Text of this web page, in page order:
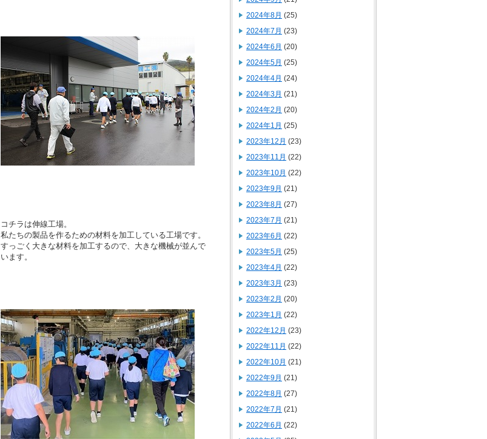
コチラは伸線工場。
私たちの製品を作るための材料を加工している工場です。
すっごく大きな材料を加工するので、大きな機械が並んで
います。
2024年8月 (25)
2024年7月 (23)
2024年6月 (20)
2024年5月 (25)
2024年4月 (24)
2024年3月 (21)
2024年2月 (20)
2024年1月 (25)
2023年12月 (23)
2023年11月 (22)
2023年10月 (22)
2023年9月 (21)
2023年8月 (27)
2023年7月 (21)
2023年6月 (22)
2023年5月 (25)
2023年4月 (22)
2023年3月 (23)
2023年2月 (20)
2023年1月 (22)
2022年12月 (23)
2022年11月 (22)
2022年10月 (21)
2022年9月 (21)
2022年8月 (27)
2022年7月 (21)
2022年6月 (22)